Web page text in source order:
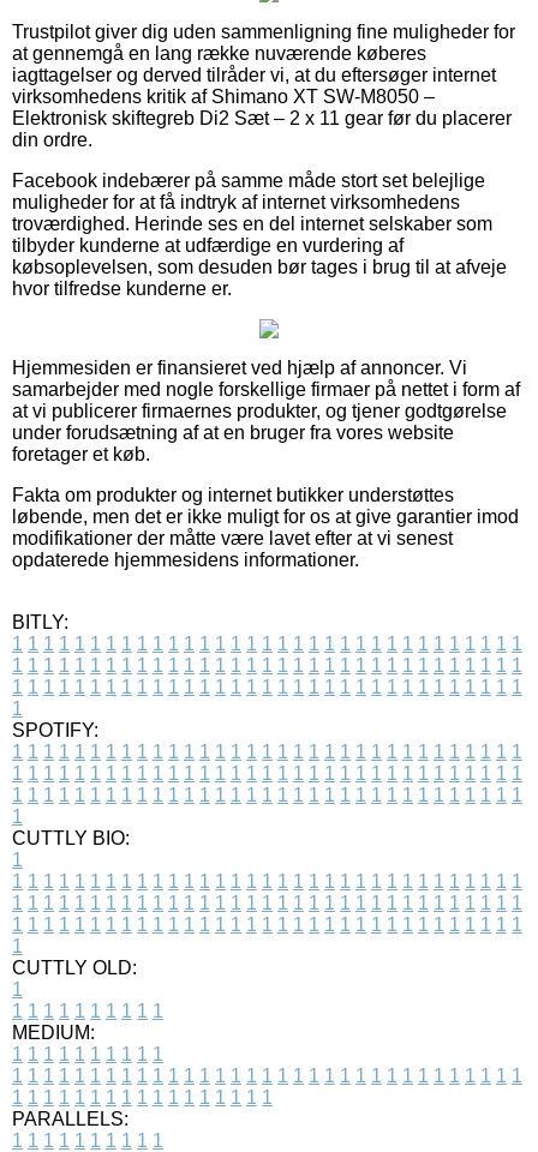
Trustpilot giver dig uden sammenligning fine muligheder for
at gennemgå en lang række nuværende køberes
iagttagelser og derved tilråder vi, at du eftersøger internet
virksomhedens kritik af Shimano XT SW-M8050 –
Elektronisk skiftegreb Di2 Sæt – 2 x 11 gear før du placerer
din ordre.
Facebook indebærer på samme måde stort set belejlige
muligheder for at få indtryk af internet virksomhedens
troværdighed. Herinde ses en del internet selskaber som
tilbyder kunderne at udfærdige en vurdering af
købsoplevelsen, som desuden bør tages i brug til at afveje
hvor tilfredse kunderne er.
Hjemmesiden er finansieret ved hjælp af annoncer. Vi
samarbejder med nogle forskellige firmaer på nettet i form af
at vi publicerer firmaernes produkter, og tjener godtgørelse
under forudsætning af at en bruger fra vores website
foretager et køb.
Fakta om produkter og internet butikker understøttes
løbende, men det er ikke muligt for os at give garantier imod
modifikationer der måtte være lavet efter at vi senest
opdaterede hjemmesidens informationer.
BITLY:
1 1 1 1 1 1 1 1 1 1 1 1 1 1 1 1 1 1 1 1 1 1 1 1 1 1 1 1 1 1 1 1 1
1 1 1 1 1 1 1 1 1 1 1 1 1 1 1 1 1 1 1 1 1 1 1 1 1 1 1 1 1 1 1 1 1
1 1 1 1 1 1 1 1 1 1 1 1 1 1 1 1 1 1 1 1 1 1 1 1 1 1 1 1 1 1 1 1 1
1
SPOTIFY:
1 1 1 1 1 1 1 1 1 1 1 1 1 1 1 1 1 1 1 1 1 1 1 1 1 1 1 1 1 1 1 1 1
1 1 1 1 1 1 1 1 1 1 1 1 1 1 1 1 1 1 1 1 1 1 1 1 1 1 1 1 1 1 1 1 1
1 1 1 1 1 1 1 1 1 1 1 1 1 1 1 1 1 1 1 1 1 1 1 1 1 1 1 1 1 1 1 1 1
1
CUTTLY BIO:
1
1 1 1 1 1 1 1 1 1 1 1 1 1 1 1 1 1 1 1 1 1 1 1 1 1 1 1 1 1 1 1 1 1
1 1 1 1 1 1 1 1 1 1 1 1 1 1 1 1 1 1 1 1 1 1 1 1 1 1 1 1 1 1 1 1 1
1 1 1 1 1 1 1 1 1 1 1 1 1 1 1 1 1 1 1 1 1 1 1 1 1 1 1 1 1 1 1 1 1
1
CUTTLY OLD:
1
1 1 1 1 1 1 1 1 1 1
MEDIUM:
1 1 1 1 1 1 1 1 1 1
1 1 1 1 1 1 1 1 1 1 1 1 1 1 1 1 1 1 1 1 1 1 1 1 1 1 1 1 1 1 1 1 1
1 1 1 1 1 1 1 1 1 1 1 1 1 1 1 1 1
PARALLELS:
1 1 1 1 1 1 1 1 1 1